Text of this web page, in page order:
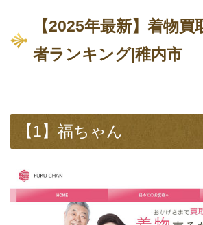
【2025年最新】着物
者ランキング|稚内市
【1】福ちゃん